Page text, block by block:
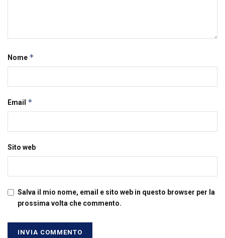
Nome *
Email *
Sito web
Salva il mio nome, email e sito web in questo browser per la
prossima volta che commento.